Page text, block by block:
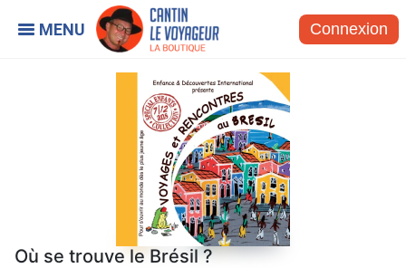
Connexion
Où se trouve le Brésil ?